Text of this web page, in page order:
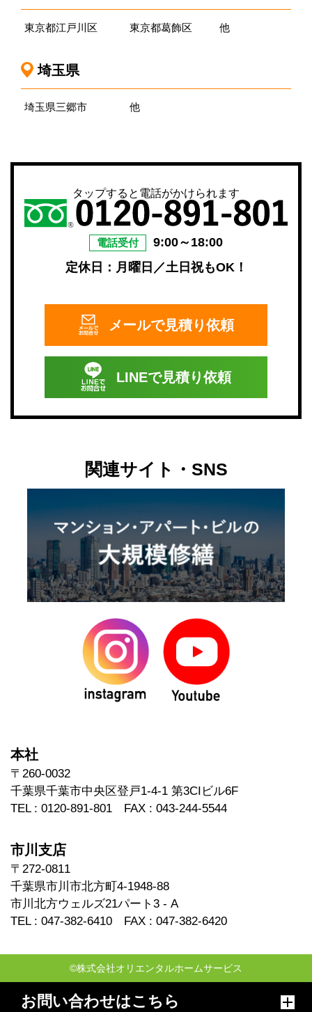
東京都江戸川区 東京都葛飾区 他
埼玉県
埼玉県三郷市 他
タップすると電話がかけられます
電話受付
9:00～18:00
定休日：月曜日／土日祝もOK！
メールで見積り依頼
LINEで見積り依頼
関連サイト・SNS
本社
〒260-0032
千葉県千葉市中央区登戸1-4-1 第3CIビル6F
TEL : 0120-891-801 FAX : 043-244-5544
市川支店
〒272-0811
千葉県市川市北方町4-1948-88
市川北方ウェルズ21パート3 - A
TEL : 047-382-6410 FAX : 047-382-6420
©株式会社オリエンタルホームサービス
お問い合わせはこちら